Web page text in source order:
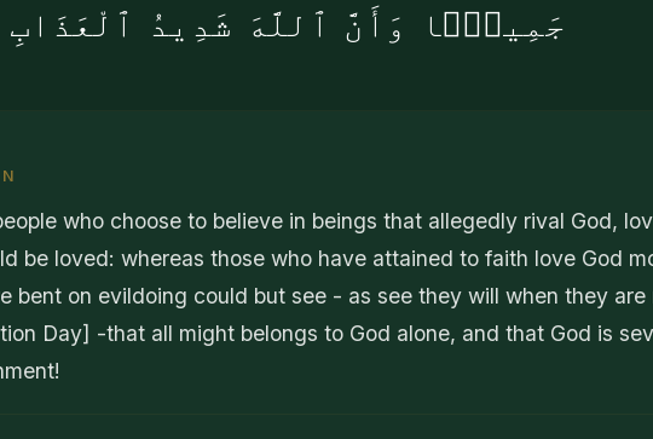
جَمِيعًۭا وَأَنَّ ٱللَّهَ شَدِيدُ ٱلْعَذَابِ
who choose to believe in beings that allegedly rival God,
be loved: whereas those who have attained to faith love God
bent on evildoing could but see - as see they will when they are
Day] -that all might belongs to God alone, and that God is